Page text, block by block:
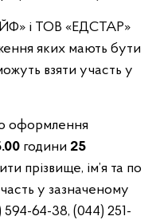
і ТОВ «ЕДСТАР»
яких мають бути
взяти участь у
оформлення
години 25
прізвище, ім’я та по
у зазначеному
594-64-38, (044) 251-